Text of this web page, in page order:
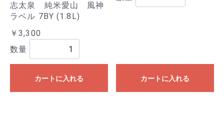
志太泉 純米愛山 風神
ラベル 7BY (1.8L)
￥3,300
数量
カートに入れる カートに入れる